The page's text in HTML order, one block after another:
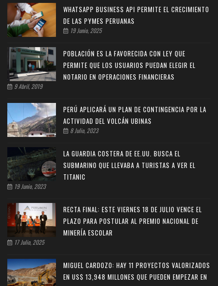
WHATSAPP BUSINESS API PERMITE EL CRECIMIENTO
DE LAS PYMES PERUANAS
19 Junio, 2025
POBLACIÓN ES LA FAVORECIDA CON LEY QUE
PERMITE QUE LOS USUARIOS PUEDAN ELEGIR EL
NOTARIO EN OPERACIONES FINANCIERAS
9 Abril, 2019
PERÚ APLICARÁ UN PLAN DE CONTINGENCIA POR LA
ACTIVIDAD DEL VOLCÁN UBINAS
8 Julio, 2023
LA GUARDIA COSTERA DE EE.UU. BUSCA EL
SUBMARINO QUE LLEVABA A TURISTAS A VER EL
TITANIC
19 Junio, 2023
RECTA FINAL: ESTE VIERNES 18 DE JULIO VENCE EL
PLAZO PARA POSTULAR AL PREMIO NACIONAL DE
MINERÍA ESCOLAR
17 Julio, 2025
MIGUEL CARDOZO: HAY 11 PROYECTOS VALORIZADOS
EN US$ 13,948 MILLONES QUE PUEDEN EMPEZAR EN